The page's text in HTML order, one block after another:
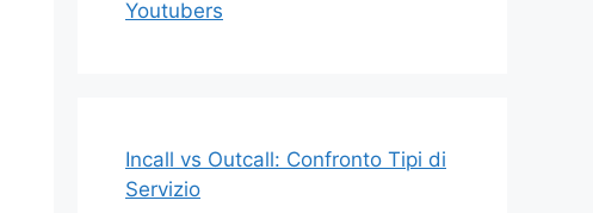
Youtubers
Incall vs Outcall: Confronto Tipi di
Servizio